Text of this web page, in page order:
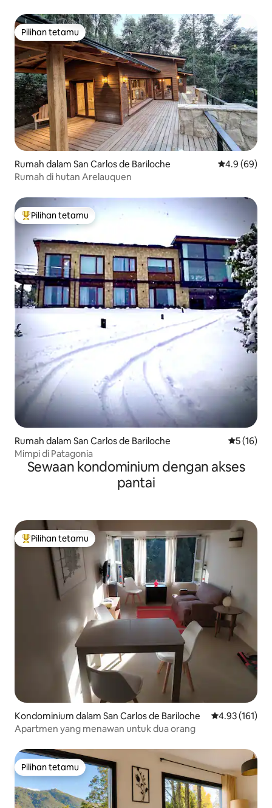
Pilihan tetamu
Pilihan tetamu
Rumah dalam San Carlos de Bariloche Penarafan
4.9 (69)
Rumah di hutan Arelauquen
Pilihan utama tetamu
Pilihan tetamu
Rumah dalam San Carlos de Bariloche
5 (16)
Mimpi di Patagonia
Sewaan kondominium dengan akses
pantai
Pilihan utama tetamu
Pilihan tetamu
Kondominium dalam San Carlos de Bariloche Penarafan
4.93 (161)
Apartmen yang menawan untuk dua orang
Pilihan tetamu
Pilihan tetamu